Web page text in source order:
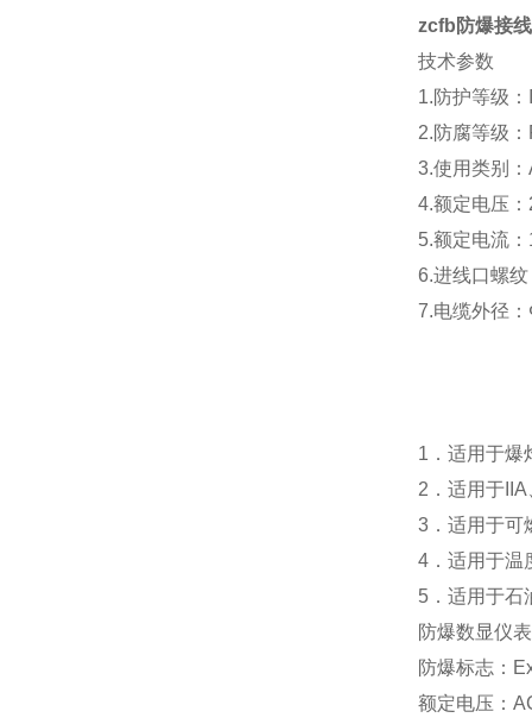
zcfb防爆接
技术参数
1.防护等级
2.防腐等级：
3.使用类别
4.额定电压
5.额定电流
6.进线口螺
7.电缆外径
1．适用于爆
2．适用于
3．适用于可
4．适用于
5．适用于石
防爆数显仪
防爆标志：
额定电压：